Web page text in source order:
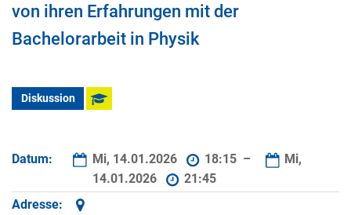
von ihren Erfahrungen mit der
Bachelorarbeit in Physik
Diskussion
Datum: Mi, 14.01.2026 18:15 –
Mi,
14.01.2026
21:45
Adresse: